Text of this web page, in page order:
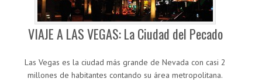
VIAJE A LAS VEGAS: La Ciudad del Pecado
Las Vegas es la ciudad más grande de Nevada con casi 2
millones de habitantes contando su área metropolitana.